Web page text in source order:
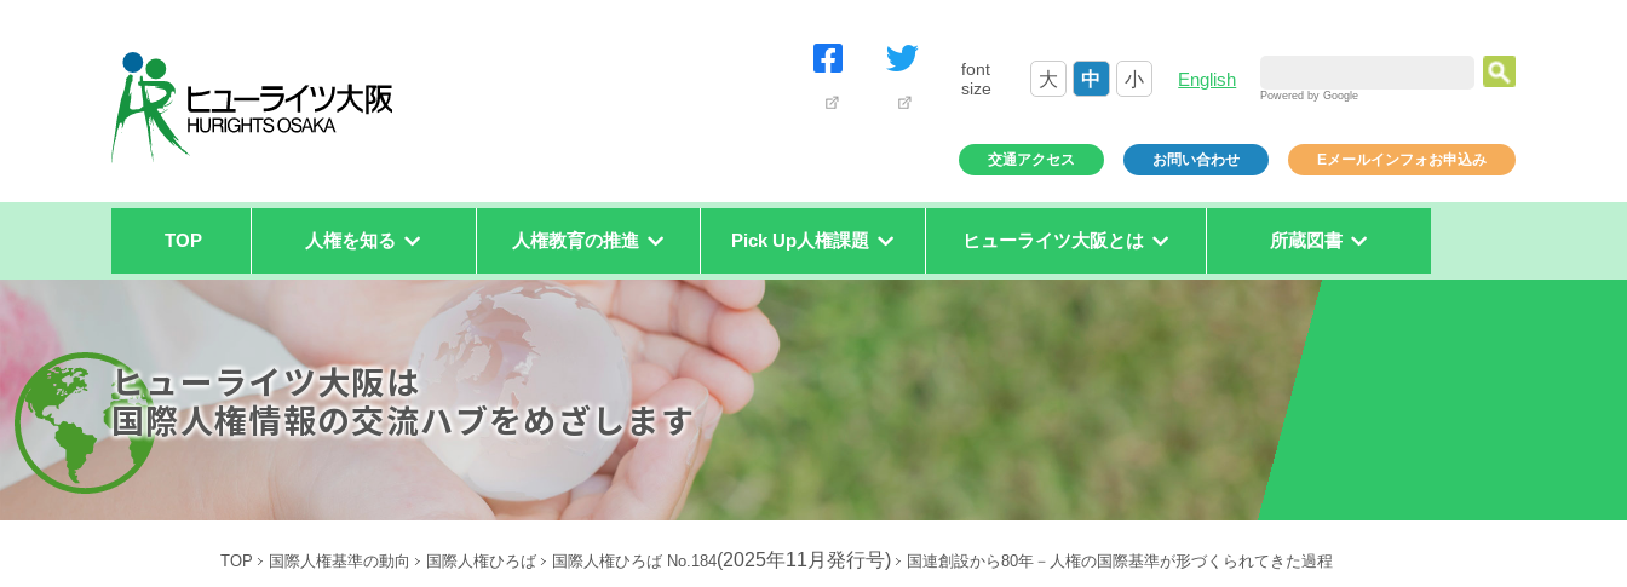
font
size
大 中 小 English
Powered by Google
交通アクセス お問い合わせ Eメールインフォお申込み
TOP 人権を知る 人権教育の推進 Pick Up人権課題 ヒューライツ大阪とは 所蔵図書
ヒューライツ大阪は
国際人権情報の交流ハブをめざします
TOP 国際人権基準の動向 国際人権ひろば 国際人権ひろば No.184(2025年11月発行号) 国連創設から80年－人権の国際基準が形づくられてきた過程